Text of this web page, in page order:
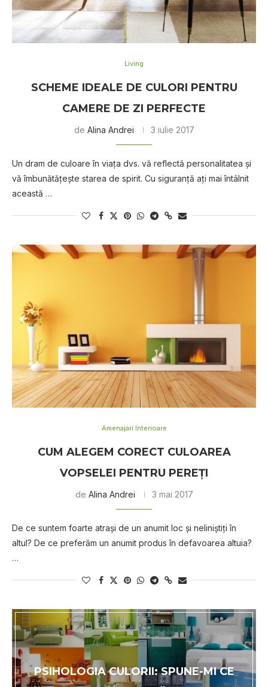
Living
SCHEME IDEALE DE CULORI PENTRU
CAMERE DE ZI PERFECTE
de Alina Andrei 3 iulie 2017
Un dram de culoare în viața dvs. vă reflectă personalitatea și
vă îmbunătățește starea de spirit. Cu siguranță ați mai întâlnit
această …
Amenajari Interioare
CUM ALEGEM CORECT CULOAREA
VOPSELEI PENTRU PEREȚI
de Alina Andrei 3 mai 2017
De ce suntem foarte atrași de un anumit loc și neliniștiți în
altul? De ce preferăm un anumit produs în defavoarea altuia?
…
PSIHOLOGIA CULORII: SPUNE-MI CE